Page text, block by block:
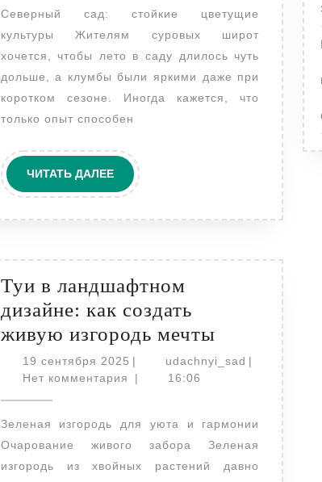
северных
регионов
России
Северный сад: стойкие цветущие
культуры Жителям суровых широт
хочется, чтобы лето в саду длилось чуть
дольше, а клумбы были яркими даже при
коротком сезоне. Иногда кажется, что
только опыт способен
ЧИТАТЬ ДАЛЕЕЧИТАТЬ
ДАЛЕЕ
Туи в ландшафтном
дизайне: как создать
живую изгородь мечтыТуи
в
дизайне:
как
создать
19 сентября 2025 19
сентября
| udachnyi_sad udachnyi_sad
|
Нет комментария
| 16:06
Зеленая изгородь для уюта и гармонии
Очарование живого забора Зеленая
изгородь из хвойных растений давно